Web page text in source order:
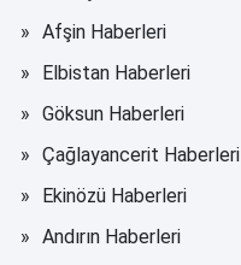
Afşin Haberleri
Elbistan Haberleri
Göksun Haberleri
Çağlayancerit Haberleri
Ekinözü Haberleri
Andırın Haberleri